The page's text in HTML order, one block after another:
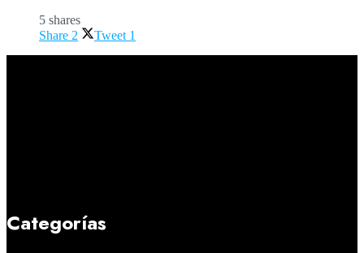
5 shares
Share 2 Tweet 1
Categorías